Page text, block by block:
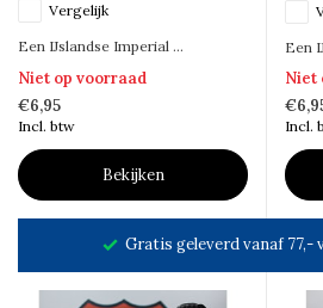
Vergelijk
Een IJslandse Imperial ...
Niet op voorraad
€6,95
Incl. btw
Bekijken
Een
Niet
Incl.
Gratis geleverd vanaf 77,-